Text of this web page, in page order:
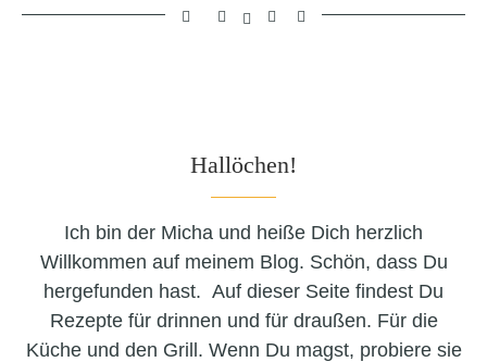
Hallöchen!
Ich bin der Micha und heiße Dich herzlich
Willkommen auf meinem Blog. Schön, dass Du
hergefunden hast. Auf dieser Seite findest Du
Rezepte für drinnen und für draußen. Für die
Küche und den Grill. Wenn Du magst, probiere sie